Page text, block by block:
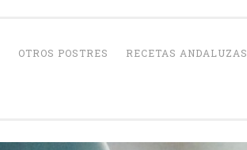
OTROS POSTRES RECETAS ANDALUZAS